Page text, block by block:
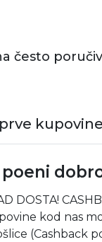
često
kupovine
DOSTA!
kod nas
(Cashback